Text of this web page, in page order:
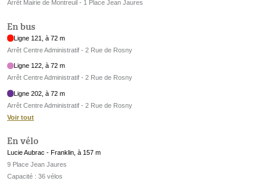
Arrêt Mairie de Montreuil - 1 Place Jean Jaures
En bus
Ligne 121, à 72 m
Arrêt Centre Administratif - 2 Rue de Rosny
Ligne 122, à 72 m
Arrêt Centre Administratif - 2 Rue de Rosny
Ligne 202, à 72 m
Arrêt Centre Administratif - 2 Rue de Rosny
Voir tout
En vélo
Lucie Aubrac - Franklin, à 157 m
9 Place Jean Jaures
Capacité : 36 vélos